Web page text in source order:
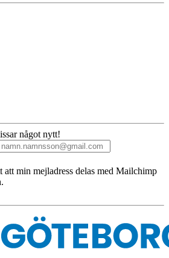
något nytt!
att min mejladress delas med Mailchimp